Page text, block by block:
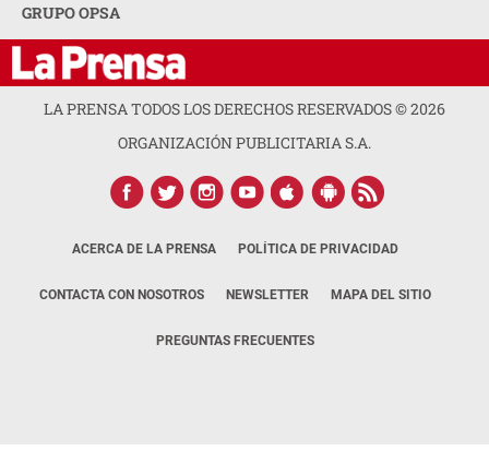
GRUPO OPSA
LA PRENSA TODOS LOS DERECHOS RESERVADOS ©2026
ORGANIZACIÓN PUBLICITARIA S.A.
ACERCA DE LA PRENSA POLÍTICA DE PRIVACIDAD
CONTACTA CON NOSOTROS NEWSLETTER MAPA DEL SITIO
PREGUNTAS FRECUENTES